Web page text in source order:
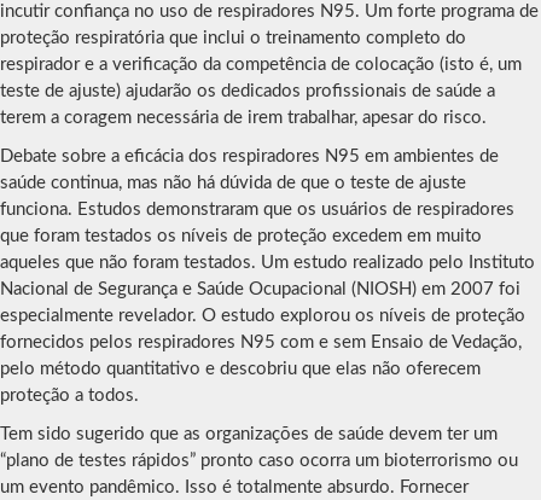
incutir confiança no uso de respiradores N95. Um forte programa de
proteção respiratória que inclui o treinamento completo do
respirador e a verificação da competência de colocação (isto é, um
teste de ajuste) ajudarão os dedicados profissionais de saúde a
terem a coragem necessária de irem trabalhar, apesar do risco.
Debate sobre a eficácia dos respiradores N95 em ambientes de
saúde continua, mas não há dúvida de que o teste de ajuste
funciona. Estudos demonstraram que os usuários de respiradores
que foram testados os níveis de proteção excedem em muito
aqueles que não foram testados. Um estudo realizado pelo Instituto
Nacional de Segurança e Saúde Ocupacional (NIOSH) em 2007 foi
especialmente revelador. O estudo explorou os níveis de proteção
fornecidos pelos respiradores N95 com e sem Ensaio de Vedação,
pelo método quantitativo e descobriu que elas não oferecem
proteção a todos.
Tem sido sugerido que as organizações de saúde devem ter um
“plano de testes rápidos” pronto caso ocorra um bioterrorismo ou
um evento pandêmico. Isso é totalmente absurdo. Fornecer